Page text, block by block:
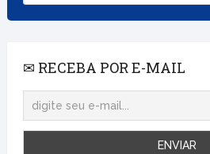
✉ RECEBA POR E-MAIL